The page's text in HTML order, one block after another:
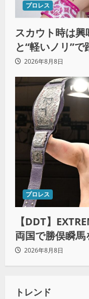
プロレス
スカウト時は
と“軽いノリ”
2026年8月8日
プロレス
【DDT】
両国で勝俣瞬
王者”になれる」
2026年8月8日
トレンド